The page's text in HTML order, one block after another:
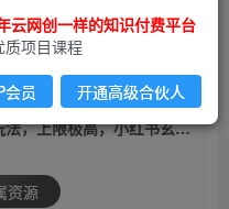
关注 私信
（7079期）新手也能日入500的玩法，上限极高，小红书玄学玩法，塔罗项目变现大揭秘
资源
云网创一样的知识付费平台
质项目课程
会员 开通高级合伙人